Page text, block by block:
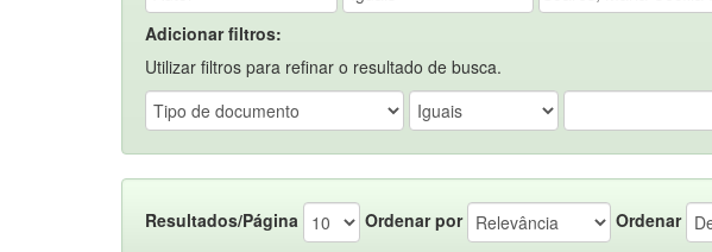
Adicionar filtros:
Utilizar filtros para refinar o resultado de busca.
Resultados/Página Ordenar por Ordenar